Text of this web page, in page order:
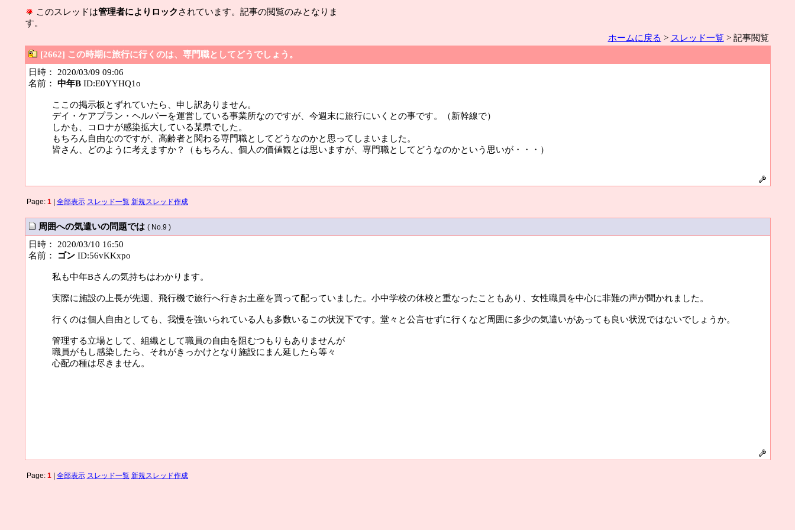
このスレッドは管理者によりロック されています。記事の閲覧のみとなりま
す。
ホームに戻る > スレッド一覧> 記事閲覧
[2662] この時期に旅行に行くのは、専門職としてどうでしょう。
日時： 2020/03/09 09:06
名前： 中年BID:E0YYHQ1o
ここの掲示板とずれていたら、申し訳ありません。
デイ・ケアプラン・ヘルパーを運営している事業所なのですが、今週末に旅行にいくとの事です。（新幹線で）
しかも、コロナが感染拡大している某県でした。
もちろん自由なのですが、高齢者と関わる専門職としてどうなのかと思ってしまいました。
皆さん、どのように考えますか？（もちろん、個人の価値観とは思いますが、専門職としてどうなのかという思いが・・・）
Page: 1| 全部表示 スレッド一覧 新規スレッド作成
周囲への気遣いの問題では ( No.9 )
日時： 2020/03/10 16:50
名前：
ゴンID:56vKKxpo
私も中年Bさんの気持ちはわかります。
実際に施設の上長が先週、飛行機で旅行へ行きお土産を買って配っていました。小中学校の休校と重なったこともあり、女性職員を中心に非難の声が聞かれました。
行くのは個人自由としても、我慢を強いられている人も多数いるこの状況下です。堂々と公言せずに行くなど周囲に多少の気遣いがあっても良い状況ではないでしょうか。
管理する立場として、組織として職員の自由を阻むつもりもありませんが
職員がもし感染したら、それがきっかけとなり施設にまん延したら等々
心配の種は尽きません。
Page: 1| 全部表示 スレッド一覧 新規スレッド作成